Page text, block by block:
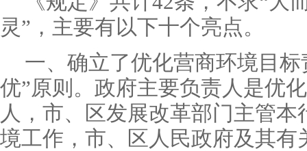
灵”，主要有以下十个亮点。
一、确立了优化营商环境目
优”原则。政府主要负责人是优
人，市、区发展改革部门主管
境工作，市、区人民政府及其有